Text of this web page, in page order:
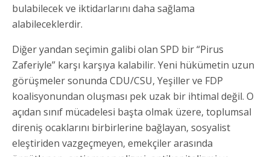
bulabilecek ve iktidarlarını daha sağlama
alabileceklerdir.
Diğer yandan seçimin galibi olan SPD bir “Pirus
Zaferiyle” karşı karşıya kalabilir. Yeni hükümetin uzun
görüşmeler sonunda CDU/CSU, Yeşiller ve FDP
koalisyonundan oluşması pek uzak bir ihtimal değil. O
açıdan sınıf mücadelesi başta olmak üzere, toplumsal
direniş ocaklarını birbirlerine bağlayan, sosyalist
eleştiriden vazgeçmeyen, emekçiler arasında